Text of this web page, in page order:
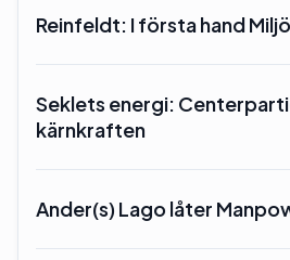
Reinfeldt: I första hand
Seklets energi:
kärnkraften
Ander(s) Lago låter